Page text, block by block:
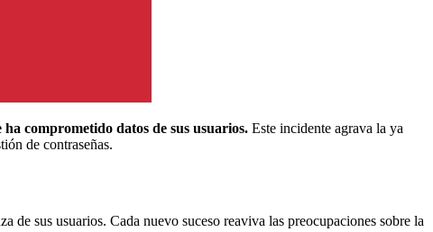
comprometido datos de sus usuarios. Este incidente agrava la ya
de contraseñas.
de sus usuarios. Cada nuevo suceso reaviva las preocupaciones sobre la